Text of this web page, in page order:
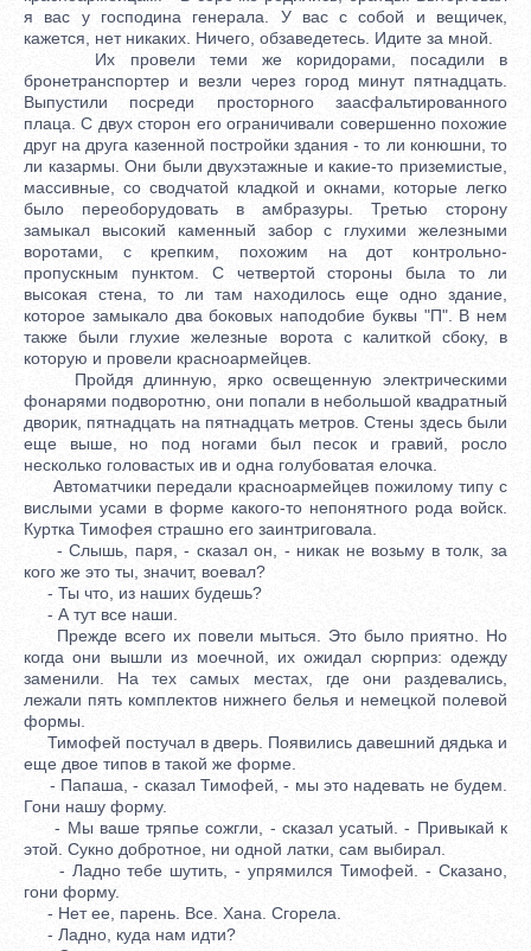
я вас у господина генерала. У вас с собой и вещичек,
кажется, нет никаких. Ничего, обзаведетесь. Идите за мной.
Их провели теми же коридорами, посадили в
бронетранспортер и везли через город минут пятнадцать.
Выпустили посреди просторного заасфальтированного
плаца. С двух сторон его ограничивали совершенно похожие
друг на друга казенной постройки здания - то ли конюшни, то
ли казармы. Они были двухэтажные и какие-то приземистые,
массивные, со сводчатой кладкой и окнами, которые легко
было переоборудовать в амбразуры. Третью сторону
замыкал высокий каменный забор с глухими железными
воротами, с крепким, похожим на дот контрольно-
пропускным пунктом. С четвертой стороны была то ли
высокая стена, то ли там находилось еще одно здание,
которое замыкало два боковых наподобие буквы "П". В нем
также были глухие железные ворота с калиткой сбоку, в
которую и провели красноармейцев.
Пройдя длинную, ярко освещенную электрическими
фонарями подворотню, они попали в небольшой квадратный
дворик, пятнадцать на пятнадцать метров. Стены здесь были
еще выше, но под ногами был песок и гравий, росло
несколько головастых ив и одна голубоватая елочка.
Автоматчики передали красноармейцев пожилому типу с
вислыми усами в форме какого-то непонятного рода войск.
Куртка Тимофея страшно его заинтриговала.
- Слышь, паря, - сказал он, - никак не возьму в толк, за
кого же это ты, значит, воевал?
- Ты что, из наших будешь?
- А тут все наши.
Прежде всего их повели мыться. Это было приятно. Но
когда они вышли из моечной, их ожидал сюрприз: одежду
заменили. На тех самых местах, где они раздевались,
лежали пять комплектов нижнего белья и немецкой полевой
формы.
Тимофей постучал в дверь. Появились давешний дядька и
еще двое типов в такой же форме.
- Папаша, - сказал Тимофей, - мы это надевать не будем.
Гони нашу форму.
- Мы ваше тряпье сожгли, - сказал усатый. - Привыкай к
этой. Сукно добротное, ни одной латки, сам выбирал.
- Ладно тебе шутить, - упрямился Тимофей. - Сказано,
гони форму.
- Нет ее, парень. Все. Хана. Сгорела.
- Ладно, куда нам идти?